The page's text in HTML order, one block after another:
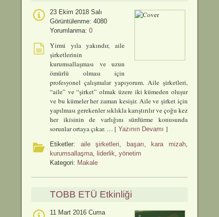
23 Ekim 2018 Salı
Görüntülenme: 4080
Yorumlanma: 0
Yirmi yıla yakındır, aile
şirketlerinin
kurumsallaşması ve uzun
ömürlü olması için
profesyonel çalışmalar yapıyorum. Aile şirketleri,
“aile” ve “şirket” olmak üzere iki kümeden oluşur
ve bu kümeler her zaman kesişir. Aile ve şirket için
yapılması gerekenler sıklıkla karıştırılır ve çoğu kez
her ikisinin de varlığını sürdürme konusunda
sorunlar ortaya çıkar. … [ Yazının Devamı ]
Etiketler: aile şirketleri, başarı, kara mizah,
kurumsallaşma, liderlik, yönetim
Kategori: Makale
TOBB ETÜ Etkinliği
11 Mart 2016 Cuma